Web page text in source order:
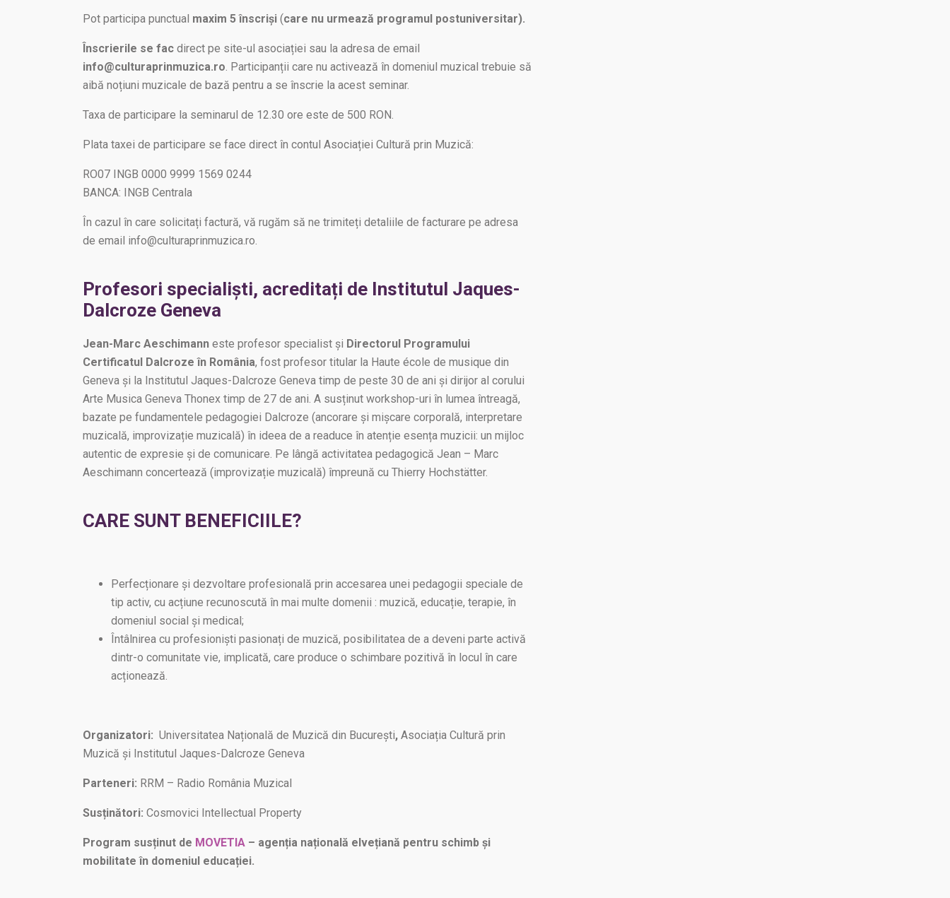
Pot participa punctual maxim 5 înscriși (care nu urmează programul postuniversitar).
Înscrierile se fac direct pe site-ul asociației sau la adresa de email
info@culturaprinmuzica.ro. Participanții care nu activează în domeniul muzical trebuie să
aibă noțiuni muzicale de bază pentru a se înscrie la acest seminar.
Taxa de participare la seminarul de 12.30 ore este de 500 RON.
Plata taxei de participare se face direct în contul Asociației Cultură prin Muzică:
RO07 INGB 0000 9999 1569 0244
BANCA: INGB Centrala
În cazul în care solicitați factură, vă rugăm să ne trimiteți detaliile de facturare pe adresa
de email info@culturaprinmuzica.ro.
Profesori specialiști, acreditați de Institutul Jaques-
Dalcroze Geneva
Jean-Marc Aeschimann este profesor specialist și Directorul Programului
Certificatul Dalcroze în România, fost profesor titular la Haute école de musique din
Geneva și la Institutul Jaques-Dalcroze Geneva timp de peste 30 de ani și dirijor al corului
Arte Musica Geneva Thonex timp de 27 de ani. A susținut workshop-uri în lumea întreagă,
bazate pe fundamentele pedagogiei Dalcroze (ancorare și mișcare corporală, interpretare
muzicală, improvizație muzicală) în ideea de a readuce în atenție esența muzicii: un mijloc
autentic de expresie și de comunicare. Pe lângă activitatea pedagogică Jean – Marc
Aeschimann concertează (improvizație muzicală) împreună cu Thierry Hochstätter.
CARE SUNT BENEFICIILE?
Perfecționare și dezvoltare profesională prin accesarea unei pedagogii speciale de
tip activ, cu acțiune recunoscută în mai multe domenii : muzică, educație, terapie, în
domeniul social și medical;
Întâlnirea cu profesioniști pasionați de muzică, posibilitatea de a deveni parte activă
dintr-o comunitate vie, implicată, care produce o schimbare pozitivă în locul în care
acționează.
Organizatori: Universitatea Națională de Muzică din București, Asociația Cultură prin
Muzică și Institutul Jaques-Dalcroze Geneva
Parteneri: RRM – Radio România Muzical
Susținători: Cosmovici Intellectual Property
Program susținut de MOVETIA – agenția națională elvețiană pentru schimb și
mobilitate în domeniul educației.